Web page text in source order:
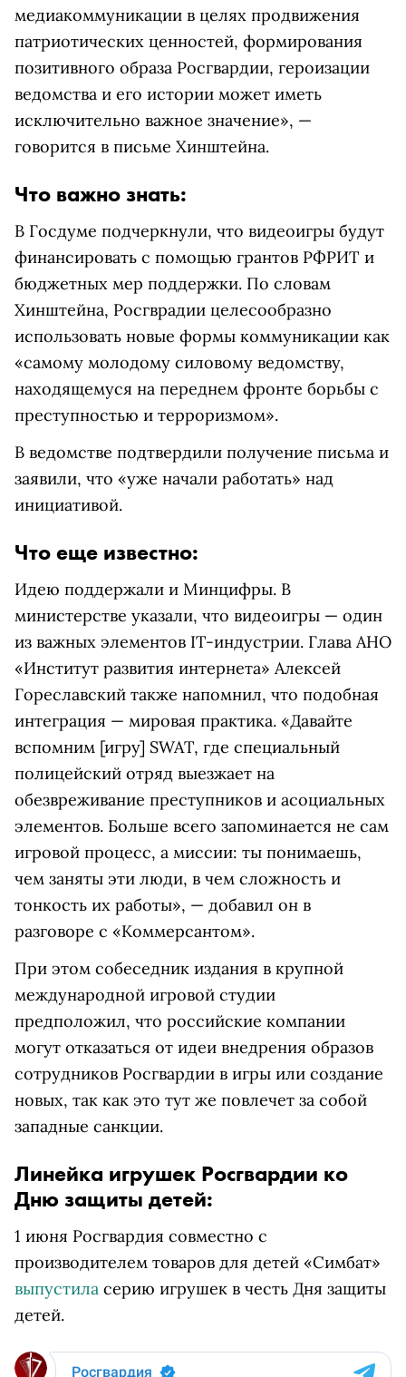
медиакоммуникации в целях продвижения
патриотических ценностей, формирования
позитивного образа Росгвардии, героизации
ведомства и его истории может иметь
исключительно важное значение», —
говорится в письме Хинштейна.
Что важно знать:
В Госдуме подчеркнули, что видеоигры будут
финансировать с помощью грантов РФРИТ и
бюджетных мер поддержки. По словам
Хинштейна, Росгврадии целесообразно
использовать новые формы коммуникации как
«самому молодому силовому ведомству,
находящемуся на переднем фронте борьбы с
преступностью и терроризмом».
В ведомстве подтвердили получение письма и
заявили, что «уже начали работать» над
инициативой.
Что еще известно:
Идею поддержали и Минцифры. В
министерстве указали, что видеоигры — один
из важных элементов IT-индустрии. Глава АНО
«Институт развития интернета» Алексей
Гореславский также напомнил, что подобная
интеграция — мировая практика. «Давайте
вспомним [игру] SWAT, где специальный
полицейский отряд выезжает на
обезвреживание преступников и асоциальных
элементов. Больше всего запоминается не сам
игровой процесс, а миссии: ты понимаешь,
чем заняты эти люди, в чем сложность и
тонкость их работы», — добавил он в
разговоре с «Коммерсантом».
При этом собеседник издания в крупной
международной игровой студии
предположил, что российские компании
могут отказаться от идеи внедрения образов
сотрудников Росгвардии в игры или создание
новых, так как это тут же повлечет за собой
западные санкции.
Линейка игрушек Росгвардии ко
Дню защиты детей:
1 июня Росгвардия совместно с
производителем товаров для детей «Симбат»
выпустила серию игрушек в честь Дня защиты
детей.